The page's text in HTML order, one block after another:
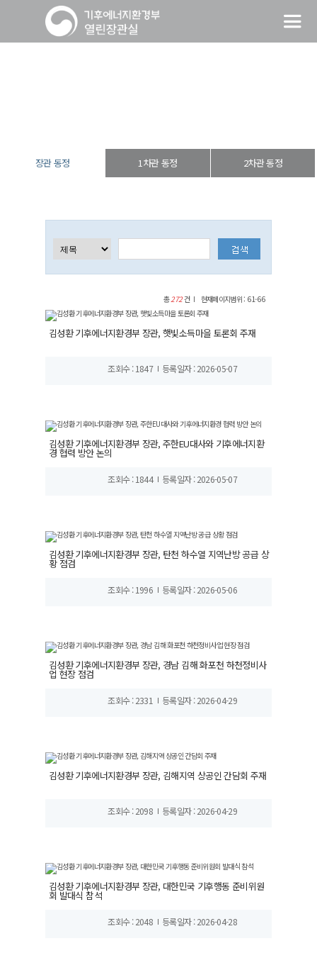
장관 동정 1차관 동정 2차관 동정
총272건 현재페이지범위 : 61-66
김성환 기후에너지환경부 장관, 햇빛소득마을 토론회 주재
조회수 : 1847 등록일자 : 2026-05-07
김성환 기후에너지환경부 장관, 주한EU대사와 기후에너지환
경 협력 방안 논의
조회수 : 1844 등록일자 : 2026-05-07
김성환 기후에너지환경부 장관, 탄천 하수열 지역난방 공급 상
황 점검
조회수 : 1996 등록일자 : 2026-05-06
김성환 기후에너지환경부 장관, 경남 김해 화포천 하천정비사
업 현장 점검
조회수 : 2331 등록일자 : 2026-04-29
김성환 기후에너지환경부 장관, 김해지역 상공인 간담회 주재
조회수 : 2098 등록일자 : 2026-04-29
김성환 기후에너지환경부 장관, 대한민국 기후행동 준비위원
회 발대식 참석
조회수 : 2048 등록일자 : 2026-04-28